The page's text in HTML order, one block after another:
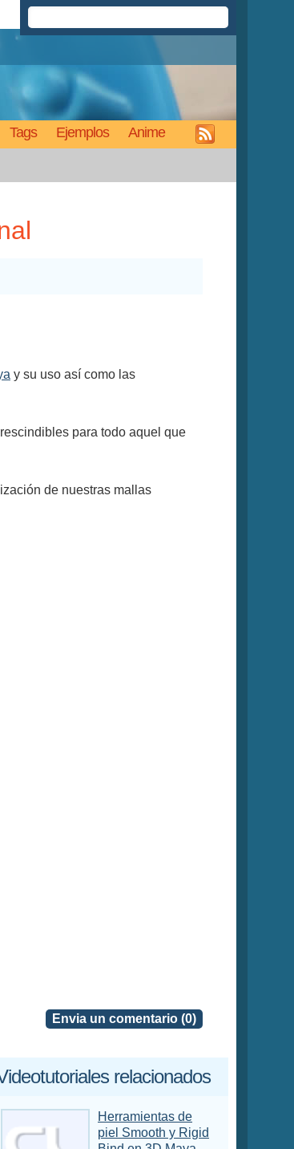
Tags Ejemplos Anime
y su uso así como las
para todo aquel que
de nuestras mallas
Envia un comentario (0)
relacionados
Herramientas de
piel Smooth y Rigid